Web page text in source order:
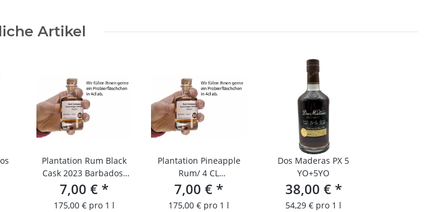
Artikel
Plantation Rum Black
Cask 2023 Barbados-
Venezuela/4cl
Probierfläschchen
7,00 € *
175,00 € pro 1 l
Plantation Pineapple
Rum/ 4 CL
Probierfläschchen
7,00 € *
175,00 € pro 1 l
Dos Maderas PX 5
YO+5YO
38,00 € *
54,29 € pro 1 l